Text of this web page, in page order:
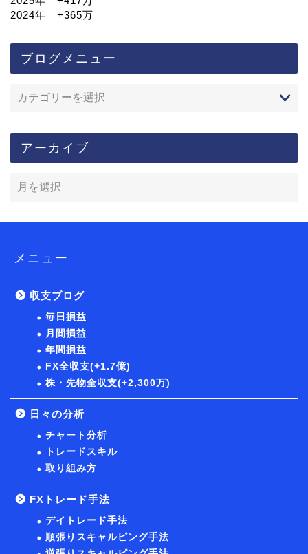
2024年 +365万
ブログメニュー
アーカイブ
メニュー
収支ブログ
毎日損益
月間損益
年間損益
FX全収支(+1.7億)
株・先物全収支(+2,300万)
日々の分析
チャート分析
トレードスキル
取り組み方
FXトレード手法
デイトレード手法
順張りスキャルピング手法